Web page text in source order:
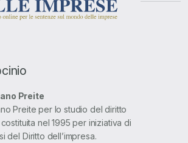
Preite
Preite per lo studio del diritto
nel 1995 per iniziativa di
del Diritto dell’impresa.